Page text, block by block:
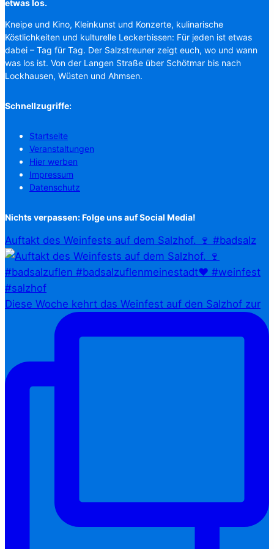
etwas los.
Kneipe und Kino, Kleinkunst und Konzerte, kulinarische
Köstlichkeiten und kulturelle Leckerbissen: Für jeden ist etwas
dabei – Tag für Tag. Der Salzstreuner zeigt euch, wo und wann
was los ist. Von der Langen Straße über Schötmar bis nach
Lockhausen, Wüsten und Ahmsen.
Schnellzugriffe:
Startseite
Veranstaltungen
Hier werben
Impressum
Datenschutz
Nichts verpassen: Folge uns auf Social Media!
Auftakt des Weinfests auf dem Salzhof. 🍷 #badsalz
Diese Woche kehrt das Weinfest auf den Salzhof zur